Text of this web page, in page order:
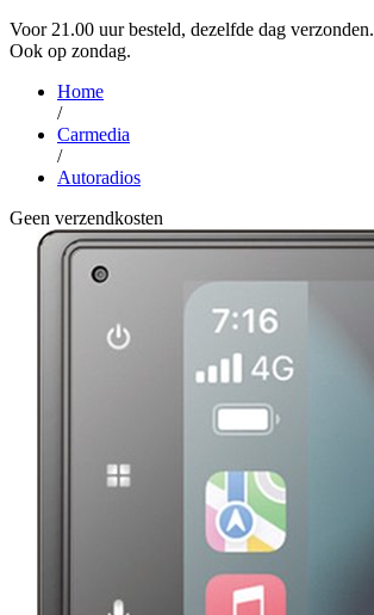
Voor 21.00 uur besteld, dezelfde dag verzonden.
Ook op zondag.
Home
/
Carmedia
/
Autoradios
Geen verzendkosten